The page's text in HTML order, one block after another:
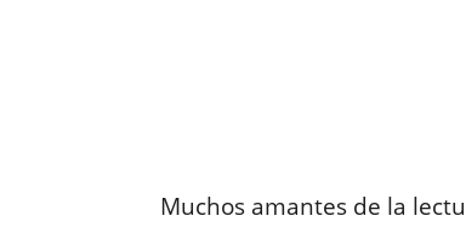
Muchos amantes de la